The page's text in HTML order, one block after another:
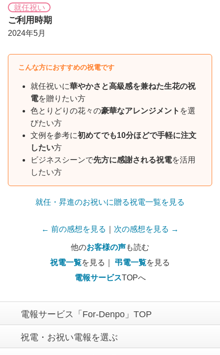
就任祝い
ご利用時期
2024年5月
こんな方におすすめの祝電です
就任祝いに華やかさと高級感を兼ねた生花の祝
電を贈りたい方
色とりどりの花々の豪華なアレンジメント を選
びたい方
文例を参考に初めてでも10分ほどで手軽に注文
したい方
ビジネスシーンで先方に感謝される祝電を活用
したい方
就任・昇進のお祝いに贈る祝電一覧を見る
← 前の感想を見る 次の感想を見る →
他のお客様の声も読む
祝電一覧を見る｜ 弔電一覧を見る
電報サービスTOPへ
電報サービス「For-Denpo」TOP
祝電・お祝い電報を選ぶ